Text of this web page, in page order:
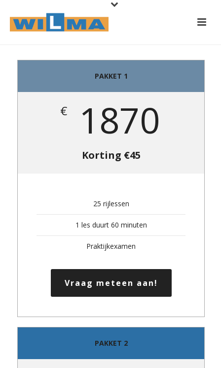
PAKKET 1
€ 1870
Korting €45
25 rijlessen
1 les duurt 60 minuten
Praktijkexamen
Vraag meteen aan!
PAKKET 2